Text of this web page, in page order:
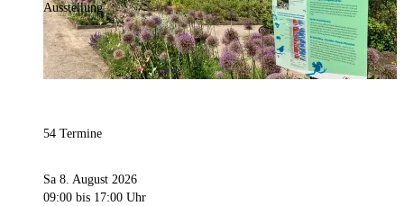
Ausstellung
54 Termine
Sa 8. August 2026
09:00 bis 17:00 Uhr